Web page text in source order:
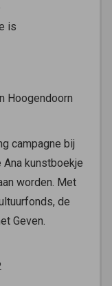
is
Hoogendoorn
campagne bij
kunstboekje
worden. Met
de
Geven.